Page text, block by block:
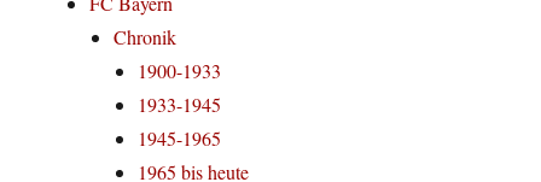
Chronik
1900-1933
1933-1945
1945-1965
1965 bis heute